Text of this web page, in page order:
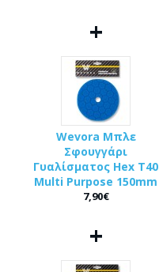
+
Wevora Μπλε
Σφουγγάρι
Γυαλίσματος Hex T40
Multi Purpose 150mm
7,90€
+